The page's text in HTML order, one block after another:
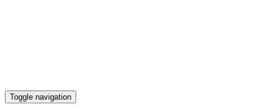
Toggle navigation